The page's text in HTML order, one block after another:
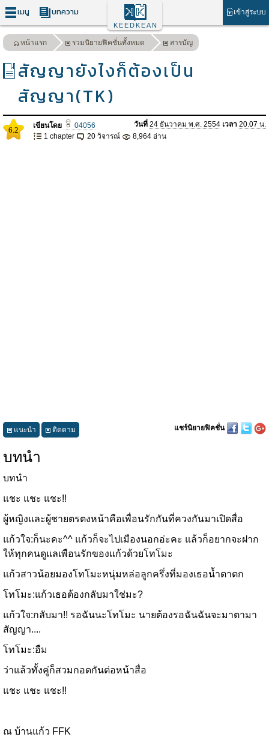
เมนู บทความ เข้าสู่ระบบ
KEEDKEAN
หน้าแรก รวมนิยายฟิคชั่นทั้งหมด สารบัญ
สัญญายังไงก็ต้องเป็น
สัญญา(TK)
6.2 เขียนโดย 04056 วันที่ 24 ธันวาคม พ.ศ. 2554 เวลา 20.07 น.
1 chapter
20 วิจารณ์ 8,964 อ่าน
แนะนำ ติดตาม แชร์นิยายฟิคชั่น
บทนำ
บทนำ
แชะ แชะ แชะ!!
ผู้หญิงและผู้ชายตรตงหน้าคือเพื่อนรักกันที่ควงกันมาเปิดสื่อ
แก้วใจ:ก็นะคะ^^ แก้วก็จะไปเมืองนอกอ่ะคะ แล้วก็อยากจะฝาก
ให้ทุกคนดูแลเพือนรักของแก้วด้วยโทโมะ
แก้วสาวน้อยมองโทโมะหนุ่มหล่อลูกครึ่งที่มองเธอน้ำตาตก
โทโมะ:แก้วเธอต้องกลับมาใช่มะ?
แก้วใจ:กลับมา!! รอฉันนะโทโมะ นายต้องรอฉันฉันจะมาตามา
สัญญา....
โทโมะ:อืม
ว่าแล้วทั้งคู่ก็สวมกอดกันต่อหน้าสื่อ
แชะ แชะ แชะ!!
ณ บ้านแก้ว FFK